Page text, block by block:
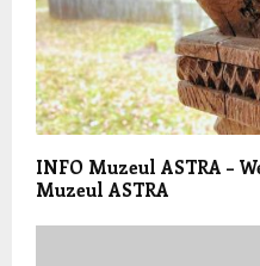
INFO Muzeul ASTRA –
Muzeul ASTRA